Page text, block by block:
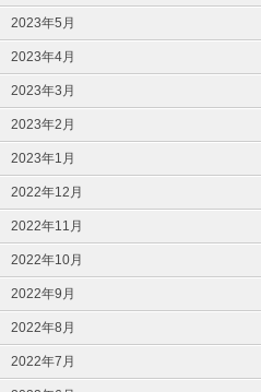
2023年5月
2023年4月
2023年3月
2023年2月
2023年1月
2022年12月
2022年11月
2022年10月
2022年9月
2022年8月
2022年7月